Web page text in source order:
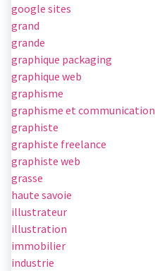
google sites
grand
grande
graphique packaging
graphique web
graphisme
graphisme et communication
graphiste
graphiste freelance
graphiste web
grasse
haute savoie
illustrateur
illustration
immobilier
industrie